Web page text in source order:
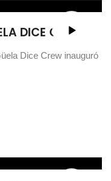
DICE CREW»
Dice Crew inauguró